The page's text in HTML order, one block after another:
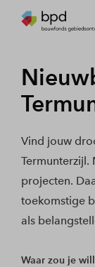
Vind jouw
Termunterzijl.
projecten.
toekomstige
als
Waar zou je